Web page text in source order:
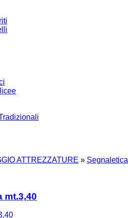
ATTREZZATURE » Segnaletica
mt.3,40